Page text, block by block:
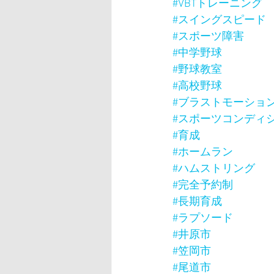
#VBTトレーニング
#スイングスピード
#スポーツ障害
#中学野球
#野球教室
#高校野球
#ブラストモーショ
#スポーツコンディ
#育成
#ホームラン
#ハムストリング
#完全予約制
#長期育成
#ラプソード
#井原市
#笠岡市
#尾道市